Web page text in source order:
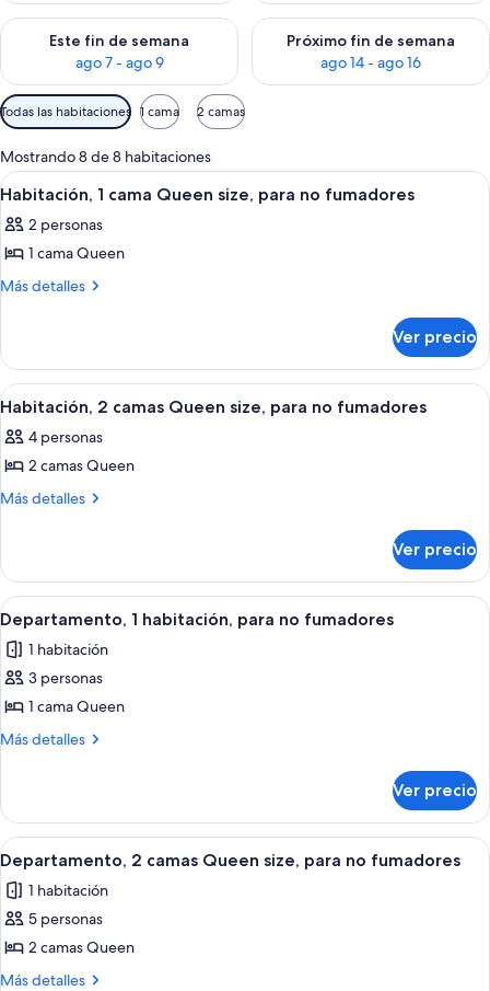
Este fin de semana
ago 7 - ago 9
Consulta la disponibilidad para este fin de semana ago 7 -
Próximo fin de semana
ago 14 - ago 16
Consulta la disponibilidad
Filtros
disponibles
para
las
habitaciones
Todas las habitaciones 1 cama 2 camas
Mostrando 8 de 8 habitaciones
Abrir
todas
las
fotos
de
cama
Queen
size,
para
no
Habitación de hotel con cama, una
6
Habitación, 1 cama Queen size, para no fumadores
2 personas
1 cama Queen
Más detalles
Más
1
cama
Queen
para
no
Ver precio
Abrir
todas
las
fotos
de
camas
Queen
size,
para
no
fumadores
Habitación de hotel con dos camas,
7
Habitación, 2 camas Queen size, para no fumadores
4 personas
2 camas Queen
Más detalles
Más
2
camas
Queen
size,
para
no
Ver precio
Abrir
todas
las
fotos
de
Departamento,
para
no
fumadores
Habitación de hotel con cama,
2
Departamento, 1 habitación, para no fumadores
1 habitación
3 personas
1 cama Queen
Más detalles
Más
1
habitación,
para
fumadores
Ver precio
Abrir
todas
las
fotos
de
Departamento,
Una habitación de hotel con dos
2
Departamento, 2 camas Queen size, para no fumadores
1 habitación
5 personas
2 camas Queen
Más detalles
Más